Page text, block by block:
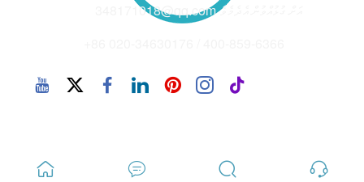
348171018@qq.com އަށް ގުޅުއްވުން އެދެމެވެ
ޕްރޮޓެކްޝަން ކޯ ލިމިޓެޑް